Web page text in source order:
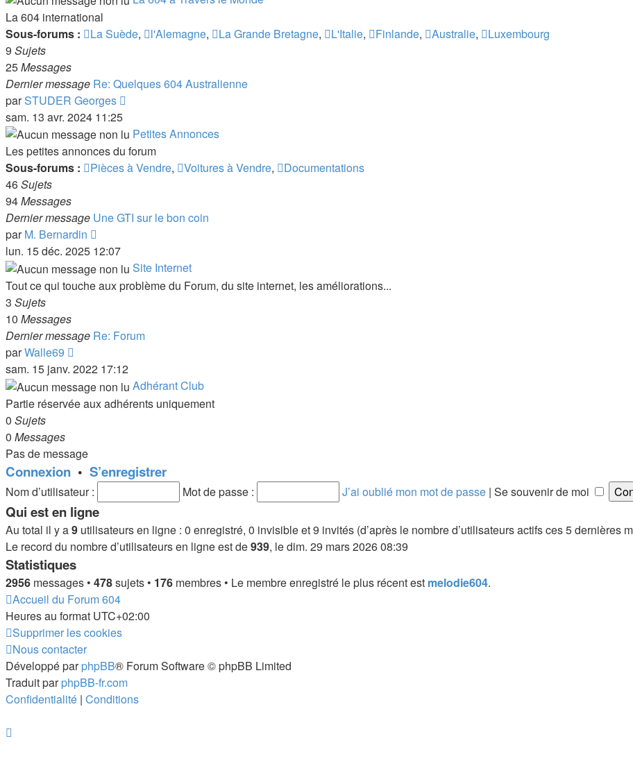
La 604 international
Sous-forums :
La Suède, l'Alemagne, La Grande Bretagne, L'Italie, Finlande, Australie,
Luxembourg
9 Sujets
25Messages
Dernier message Re: Quelques 604 Australienne
parSTUDER Georges
dernier
message
sam. 13 avr. 2024 11:25
Petites Annonces
Les petites annonces du forum
Sous-forums :
Pièces à Vendre, Voitures à Vendre,
Documentations
46Sujets
94Messages
Dernier message Une GTI sur le bon coin
parM. Bernardin
le
dernier
message
lun. 15 déc. 2025 12:07
Site Internet
Tout ce qui touche aux problème du Forum, du site internet, les améliorations...
3 Sujets
10 Messages
Dernier message Re: Forum
parWalle69
le
dernier
message
sam. 15 janv. 2022 17:12
Adhérant Club
Partie réservée aux adhérents uniquement
0 Sujets
0 Messages
Pas de message
Connexion • S’enregistrer
Nom d’utilisateur : Mot de passe : J’ai oublié mon mot de passe | Se souvenir de moi
Qui est en ligne
Au total il y a9 utilisateurs en ligne : 0 enregistré, 0 invisible et 9 invités (d’après le nombre d’utilisateurs actifs ces 5 dernières
Le record du nombre d’utilisateurs en ligne est de939, le dim. 29 mars 2026 08:39
Statistiques
2956 messages • 478sujets • 176 membres • Le membre enregistré le plus récent est melodie604.
Accueil du Forum 604
Heures au format UTC+02:00
Supprimer les cookies
Nous contacter
Développé parphpBB® Forum Software © phpBB Limited
Traduit parphpBB-fr.com
Confidentialité | Conditions